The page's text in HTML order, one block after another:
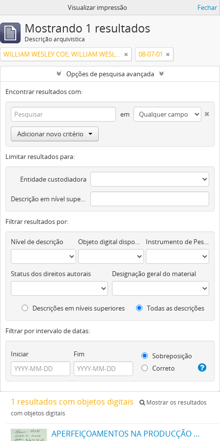
Visualizar impressão Fechar
Mostrando 1 resultados
Descrição arquivística
WILLIAM WESLEY COE; WILLIAM WESLEY COE JUNIOR 08-07-01
Opções de pesquisa avançada
Encontrar resultados com:
em
Adicionar novo critério
Limitar resultados para:
Entidade custodiadora
Descrição em nível superior
Filtrar resultados por:
Nível de descrição Objeto digital disponível Instrumento de Pesquisa
Status dos direitos autorais Designação geral do material
Descrições em níveis superiores Todas as descrições
Filtrar por intervalo de datas:
Iniciar Fim
Sobreposição
Correto
1 resultados com objetos digitais
Mostrar os resultados
com objetos digitais
APERFEIÇOAMENTOS NA PRODUCÇÃO DE TINTAS OU CORES